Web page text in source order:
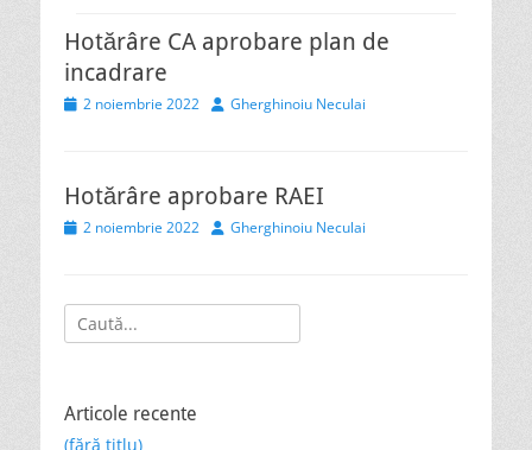
Hotărâre CA aprobare plan de
incadrare
Posted
2 noiembrie 2022 Author
Gherghinoiu Neculai
Hotărâre aprobare RAEI
Posted
2 noiembrie 2022 Author
Gherghinoiu Neculai
Search
for:
Articole recente
(fără titlu)